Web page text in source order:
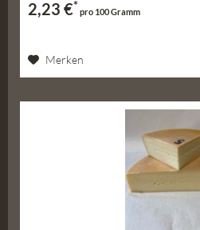
2,23 €*pro 100 Gramm
Merken